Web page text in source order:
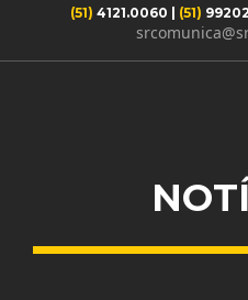
(51) 4121.0060 (51)